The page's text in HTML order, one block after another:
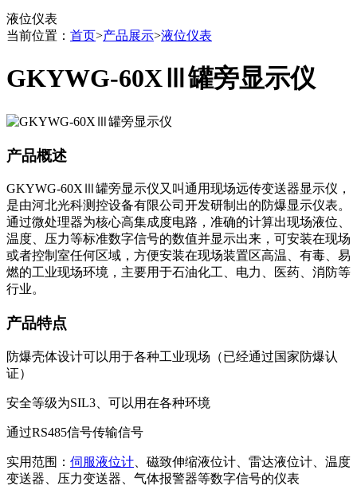
液位仪表
当前位置： 首页>产品展示>液位仪表
GKYWG-60XⅢ罐旁显示仪
产品概述
GKYWG-60XⅢ罐旁显示仪又叫通用现场远传变送器显示仪，
是由河北光科测控设备有限公司开发研制出的防爆显示仪表。
通过微处理器为核心高集成度电路，准确的计算出现场液位、
温度、压力等标准数字信号的数值并显示出来，可安装在现场
或者控制室任何区域，方便安装在现场装置区高温、有毒、易
燃的工业现场环境，主要用于石油化工、电力、医药、消防等
行业。
产品特点
防爆壳体设计可以用于各种工业现场（已经通过国家防爆认
证）
安全等级为SIL3、可以用在各种环境
通过RS485信号传输信号
实用范围： 伺服液位计 、磁致伸缩液位计、雷达液位计、温度
变送器、压力变送器、气体报警器等数字信号的仪表